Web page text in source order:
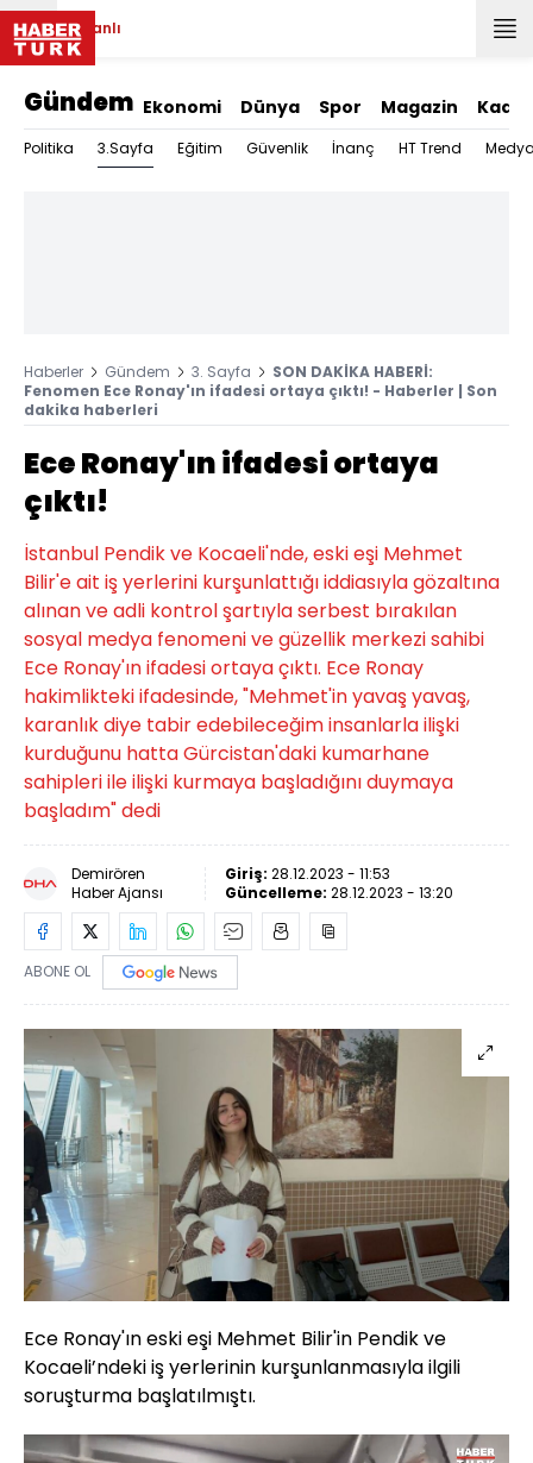
Canlı
Gündem Ekonomi Dünya Spor Magazin Kadın
Politika 3.Sayfa Eğitim Güvenlik İnanç HT Trend
Haberler Gündem 3. Sayfa
SON DAKİKA HABERİ:
Fenomen Ece Ronay'ın ifadesi ortaya çıktı! - Haberler | Son
dakika haberleri
Ece Ronay'ın ifadesi ortaya
çıktı!
İstanbul Pendik ve Kocaeli'nde, eski eşi Mehmet
Bilir'e ait iş yerlerini kurşunlattığı iddiasıyla gözaltına
alınan ve adli kontrol şartıyla serbest bırakılan
sosyal medya fenomeni ve güzellik merkezi sahibi
Ece Ronay'ın ifadesi ortaya çıktı. Ece Ronay
hakimlikteki ifadesinde, "Mehmet'in yavaş yavaş,
karanlık diye tabir edebileceğim insanlarla ilişki
kurduğunu hatta Gürcistan'daki kumarhane
sahipleri ile ilişki kurmaya başladığını duymaya
başladım" dedi
Demirören
Haber Ajansı
Giriş: 28.12.2023 - 11:53
Güncelleme: 28.12.2023 - 13:20
ABONE OL
Ece Ronay'ın eski eşi Mehmet Bilir'in Pendik ve
Kocaeli’ndeki iş yerlerinin kurşunlanmasıyla ilgili
soruşturma başlatılmıştı.